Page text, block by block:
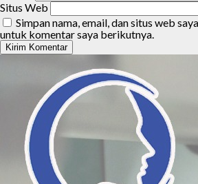
Situs Web
Simpan nama, email, dan situs web
untuk komentar saya berikutnya.